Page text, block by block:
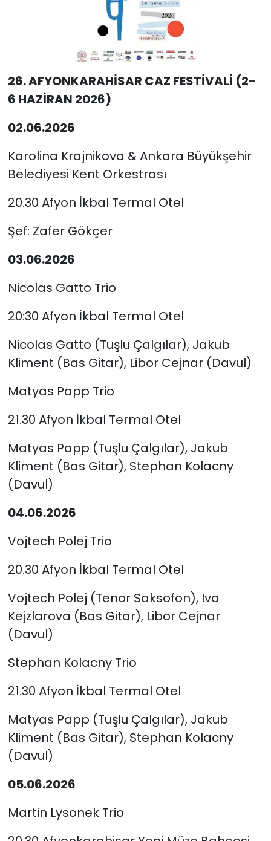
26. AFYONKARAHİSAR CAZ FESTİVALİ (2-
6 HAZİRAN 2026)
02.06.2026
Karolina Krajnikova & Ankara Büyükşehir
Belediyesi Kent Orkestrası
20.30 Afyon İkbal Termal Otel
Şef: Zafer Gökçer
03.06.2026
Nicolas Gatto Trio
20:30 Afyon İkbal Termal Otel
Nicolas Gatto (Tuşlu Çalgılar), Jakub
Kliment (Bas Gitar), Libor Cejnar (Davul)
Matyas Papp Trio
21.30 Afyon İkbal Termal Otel
Matyas Papp (Tuşlu Çalgılar), Jakub
Kliment (Bas Gitar), Stephan Kolacny
(Davul)
04.06.2026
Vojtech Polej Trio
20.30 Afyon İkbal Termal Otel
Vojtech Polej (Tenor Saksofon), Iva
Kejzlarova (Bas Gitar), Libor Cejnar
(Davul)
Stephan Kolacny Trio
21.30 Afyon İkbal Termal Otel
Matyas Papp (Tuşlu Çalgılar), Jakub
Kliment (Bas Gitar), Stephan Kolacny
(Davul)
05.06.2026
Martin Lysonek Trio